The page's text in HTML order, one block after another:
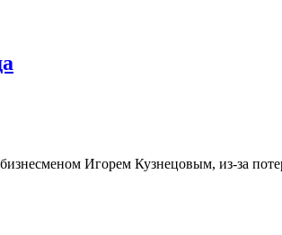
Игорем Кузнецовым, из-за